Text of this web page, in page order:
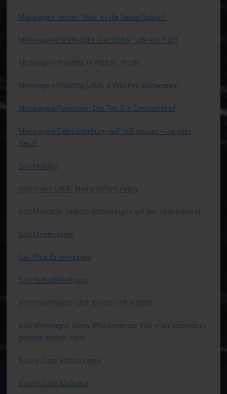
Mietwagen tanken: Was ist die beste Option?
Mietwagen-Fahrbericht: Der BMW 135i von Sixt!
Mietwagen-Roadtrip in Florida: Route
Mietwagen-Roadtrip USA: 3 Wochen Südwesten
Mietwagen-Roadtrips: Die Top 5 in Deutschland
Mietwagen-Selbstbeteilung auf Null setzen – Ja oder
Nein?
Sixt Holiday
Sixt in den USA: Meine Erfahrungen
Sixt Mallorca: Unsere Erfahrungen auf der Urlaubsinsel
Sixt Mindestalter
Sixt Plus Erfahrungen
Sixt Selbstbeteiligung
Sixt Shareholder-Tarif: Mieten mit Rabatt!
Sixt-Mietwagen übers Wochenende: Wie man besonders
günstig mieten kann!
Sunny Cars Erfahrungen
Sunny Cars Mallorca